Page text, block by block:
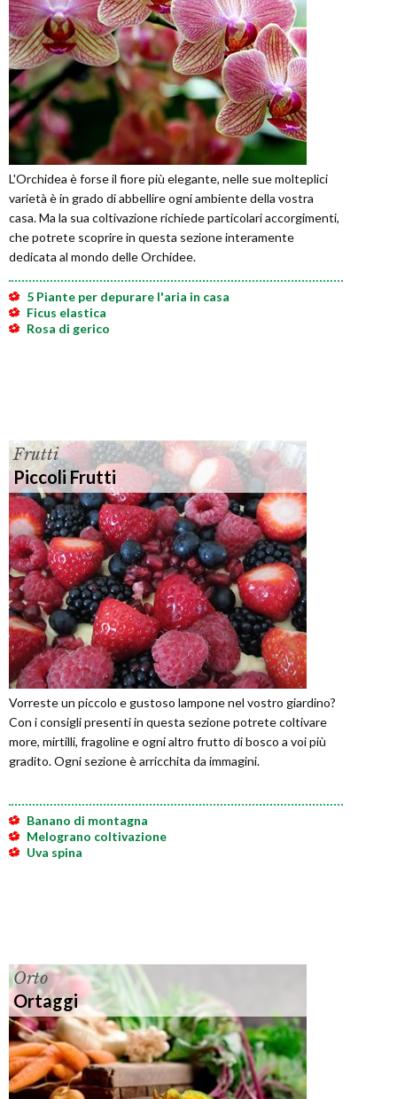
L'Orchidea è forse il fiore più elegante, nelle sue molteplici
varietà è in grado di abbellire ogni ambiente della vostra
casa. Ma la sua coltivazione richiede particolari accorgimenti,
che potrete scoprire in questa sezione interamente
dedicata al mondo delle Orchidee.
5 Piante per depurare l'aria in casa
Ficus elastica
Rosa di gerico
Frutti
Piccoli Frutti
Vorreste un piccolo e gustoso lampone nel vostro giardino?
Con i consigli presenti in questa sezione potrete coltivare
more, mirtilli, fragoline e ogni altro frutto di bosco a voi più
gradito. Ogni sezione è arricchita da immagini.
Banano di montagna
Melograno coltivazione
Uva spina
Orto
Ortaggi